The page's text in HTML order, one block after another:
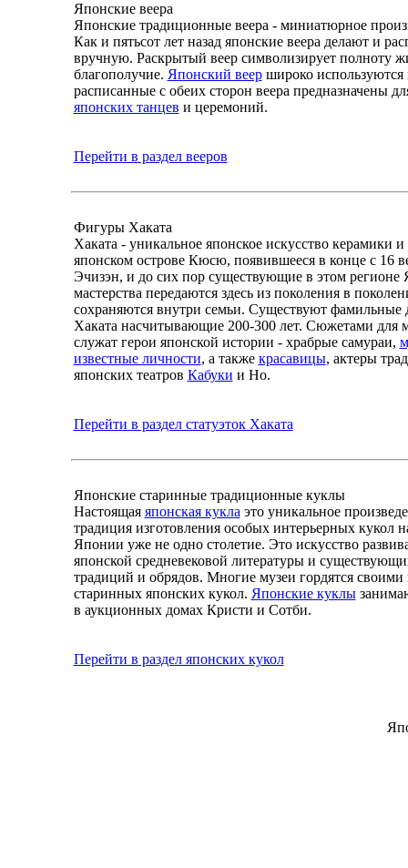
Японские веера
Японские традиционные веера - миниатюрное
Как и пятьсот лет назад японские веера делают и
вручную. Раскрытый веер символизирует полноту
благополучие. Японский веершироко используются
расписанные с обеих сторон веера предназначены
японских танцев и церемоний.
Перейти в раздел вееров
Фигуры Хаката
Хаката - уникальное японское искусство керамики
японском острове Кюсю, появившееся в конце с 16
Эчизэн, и до сих пор существующие в этом
мастерства передаются здесь из поколения в
сохраняются внутри семьи. Существуют фамильные
Хаката насчитывающие 200-300 лет. Сюжетами для
служат герои японской истории - храбрые самураи,
известные личности, а также красавицы, актеры
японских театров Кабуки и Но.
Перейти в раздел статуэток Хаката
Японские старинные традиционные куклы
Настоящая японская кукла это уникальное
традиция изготовления особых интерьерных кукол
Японии уже не одно столетие. Это искусство
японской средневековой литературы и
традиций и обрядов. Многие музеи гордятся своими
старинных японских кукол. Японские куклы
в аукционных домах Кристи и Сотби.
Перейти в раздел японских кукол